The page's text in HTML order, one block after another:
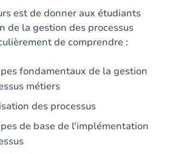
est de donner aux étudiants
de la gestion des processus
de comprendre :
fondamentaux de la gestion
métiers
des processus
de base de l'implémentation